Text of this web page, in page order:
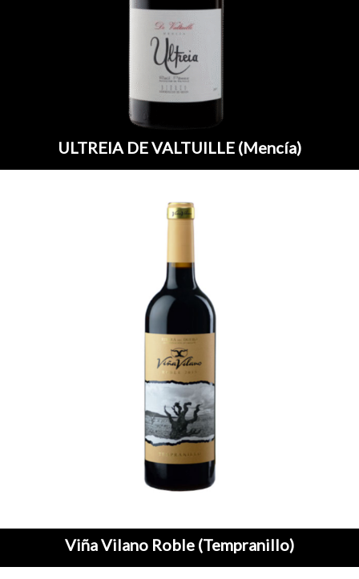
ULTREIA DE VALTUILLE (Mencía)
Viña Vilano Roble (Tempranillo)